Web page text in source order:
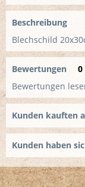
Beschreibung
Blechschild
Bewertungen
0
Bewertungen
Kunden kauften
Kunden haben